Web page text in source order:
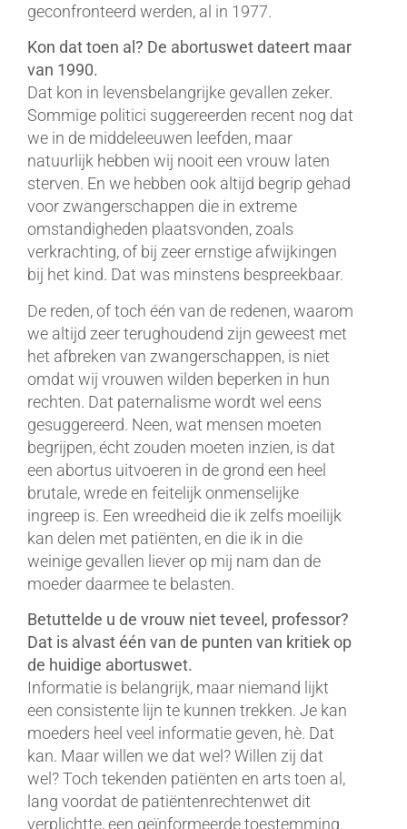
geconfronteerd werden, al in 1977.
Kon dat toen al? De abortuswet dateert maar
van 1990.
Dat kon in levensbelangrijke gevallen zeker.
Sommige politici suggereerden recent nog dat
we in de middeleeuwen leefden, maar
natuurlijk hebben wij nooit een vrouw laten
sterven. En we hebben ook altijd begrip gehad
voor zwangerschappen die in extreme
omstandigheden plaatsvonden, zoals
verkrachting, of bij zeer ernstige afwijkingen
bij het kind. Dat was minstens bespreekbaar.
De reden, of toch één van de redenen, waarom
we altijd zeer terughoudend zijn geweest met
het afbreken van zwangerschappen, is niet
omdat wij vrouwen wilden beperken in hun
rechten. Dat paternalisme wordt wel eens
gesuggereerd. Neen, wat mensen moeten
begrijpen, écht zouden moeten inzien, is dat
een abortus uitvoeren in de grond een heel
brutale, wrede en feitelijk onmenselijke
ingreep is. Een wreedheid die ik zelfs moeilijk
kan delen met patiënten, en die ik in die
weinige gevallen liever op mij nam dan de
moeder daarmee te belasten.
Betuttelde u de vrouw niet teveel, professor?
Dat is alvast één van de punten van kritiek op
de huidige abortuswet.
Informatie is belangrijk, maar niemand lijkt
een consistente lijn te kunnen trekken. Je kan
moeders heel veel informatie geven, hè. Dat
kan. Maar willen we dat wel? Willen zij dat
wel? Toch tekenden patiënten en arts toen al,
lang voordat de patiëntenrechtenwet dit
verplichtte, een geïnformeerde toestemming.